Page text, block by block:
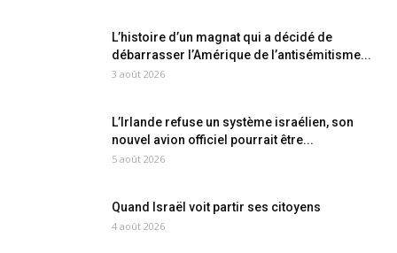
L’histoire d’un magnat qui a décidé de
débarrasser l’Amérique de l’antisémitisme...
3 août 2026
L’Irlande refuse un système israélien, son
nouvel avion officiel pourrait être...
5 août 2026
Quand Israël voit partir ses citoyens
4 août 2026